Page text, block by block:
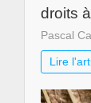
droits
Pascal
Lire